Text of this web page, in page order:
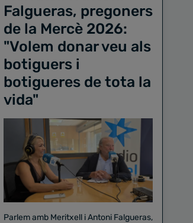
Falgueras, pregoners
de la Mercè 2026:
"Volem donar veu als
botiguers i
botigueres de tota la
vida"
Parlem amb Meritxell i Antoni Falgueras,